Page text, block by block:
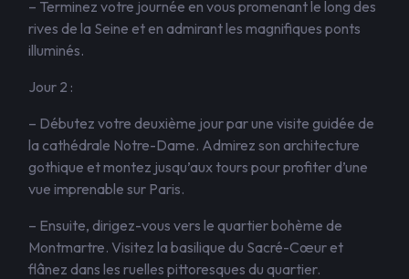
– Terminez votre journée en vous promenant le long des
rives de la Seine et en admirant les magnifiques ponts
illuminés.
Jour 2 :
– Débutez votre deuxième jour par une visite guidée de
la cathédrale Notre-Dame. Admirez son architecture
gothique et montez jusqu’aux tours pour profiter d’une
vue imprenable sur Paris.
– Ensuite, dirigez-vous vers le quartier bohème de
Montmartre. Visitez la basilique du Sacré-Cœur et
flânez dans les ruelles pittoresques du quartier.